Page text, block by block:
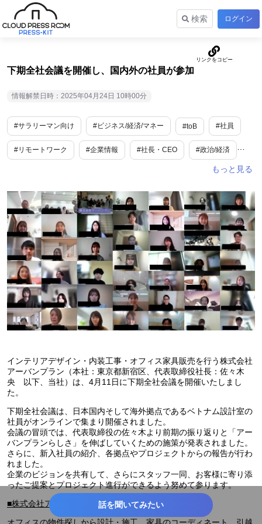
検索 ログイン
下期全社会議を開催し、国内外の社員が参加
情報解禁日時：2025年04月24日 10時00分
#サラリーマン向け #ビジネス/経済/マネー #toB #社員
#リモートワーク #企業情報 #社長・CEO #政治/経済
インテリアデザイン・内装工事・オフィス家具販売を行う株式会社
アーバンプラン（本社：東京都新宿区、代表取締役社長：佐々木
央 以下、当社）は、4月11日に下期全社会議を開催いたしまし
た。
下期全社会議は、日本国内そして海外拠点であるベトナム設計室の
社員がオンラインで集まり開催されました。
会議の冒頭では、代表取締役の佐々木より前期の振り返りと「アー
バンプランらしさ」を伸ばしていくための施策が発表されました。
さらに、新入社員の紹介、各拠点やプロジェクトからの報告が行わ
れました。
企業のビジョンを共有して、さらにスタッフ一同、お客様に寄り添
ったご提案とプロジェクト進行ができるよう努めて参ります。
■株式会社アーバンプランについて
話を聞いてみたい